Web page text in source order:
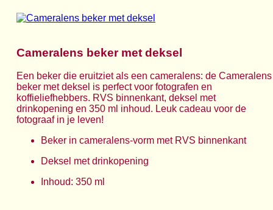
Cameralens beker met deksel
Een beker die eruitziet als een cameralens: de Cameralens
beker met deksel is perfect voor fotografen en
koffieliefhebbers. RVS binnenkant, deksel met
drinkopening en 350 ml inhoud. Leuk cadeau voor de
fotograaf in je leven!
Beker in cameralens-vorm met RVS binnenkant
Deksel met drinkopening
Inhoud: 350 ml